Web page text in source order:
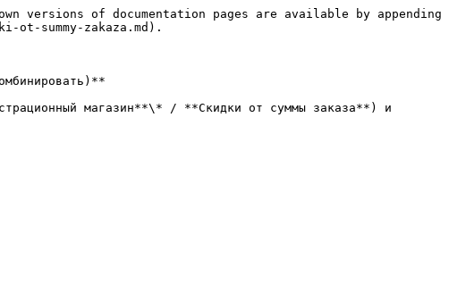
versions of documentation pages are available by appending
summy-zakaza.md).
магазин**\* / **Скидки от суммы заказа**) и